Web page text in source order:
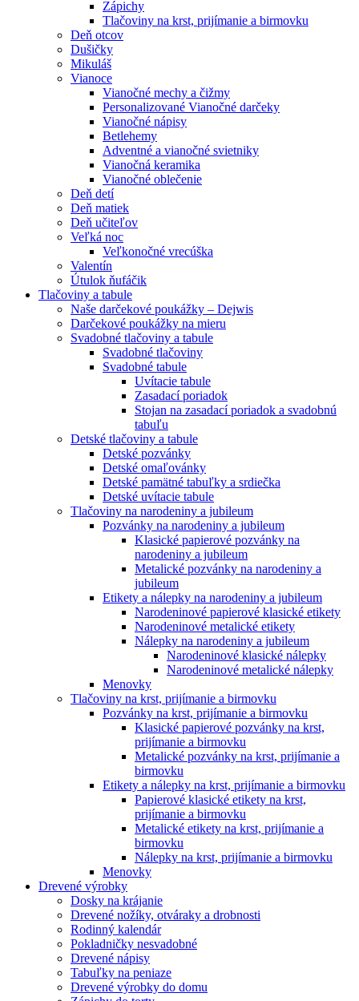
Zápichy
Tlačoviny na krst, prijímanie a birmovku
Deň otcov
Dušičky
Mikuláš
Vianoce
Vianočné mechy a čižmy
Personalizované Vianočné darčeky
Vianočné nápisy
Betlehemy
Adventné a vianočné svietniky
Vianočná keramika
Vianočné oblečenie
Deň detí
Deň matiek
Deň učiteľov
Veľká noc
Veľkonočné vrecúška
Valentín
Útulok ňufáčik
Tlačoviny a tabule
Naše darčekové poukážky – Dejwis
Darčekové poukážky na mieru
Svadobné tlačoviny a tabule
Svadobné tlačoviny
Svadobné tabule
Uvítacie tabule
Zasadací poriadok
Stojan na zasadací poriadok a svadobnú
tabuľu
Detské tlačoviny a tabule
Detské pozvánky
Detské omaľovánky
Detské pamätné tabuľky a srdiečka
Detské uvítacie tabule
Tlačoviny na narodeniny a jubileum
Pozvánky na narodeniny a jubileum
Klasické papierové pozvánky na
narodeniny a jubileum
Metalické pozvánky na narodeniny a
jubileum
Etikety a nálepky na narodeniny a jubileum
Narodeninové papierové klasické etikety
Narodeninové metalické etikety
Nálepky na narodeniny a jubileum
Narodeninové klasické nálepky
Narodeninové metalické nálepky
Menovky
Tlačoviny na krst, prijímanie a birmovku
Pozvánky na krst, prijímanie a birmovku
Klasické papierové pozvánky na krst,
prijímanie a birmovku
Metalické pozvánky na krst, prijímanie a
birmovku
Etikety a nálepky na krst, prijímanie a birmovku
Papierové klasické etikety na krst,
prijímanie a birmovku
Metalické etikety na krst, prijímanie a
birmovku
Nálepky na krst, prijímanie a birmovku
Menovky
Drevené výrobky
Dosky na krájanie
Drevené nožíky, otváraky a drobnosti
Rodinný kalendár
Pokladničky nesvadobné
Drevené nápisy
Tabuľky na peniaze
Drevené výrobky do domu